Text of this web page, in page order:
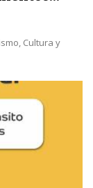
Cultura y